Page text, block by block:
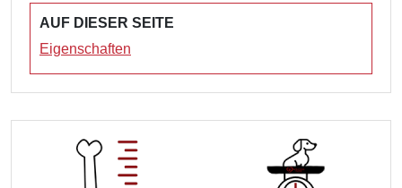
AUF DIESER SEITE
Eigenschaften